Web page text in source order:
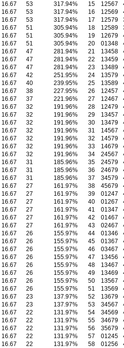
16.67 53
317.94%
16.67 53
317.94%
16.67 53
317.94%
16.67 51
305.94%
16.67 51
305.94%
16.67 51
305.94%
16.67 47
281.94%
16.67 47
281.94%
16.67 47
281.94%
16.67 42
251.95%
16.67 40
239.95%
16.67 38
227.95%
16.67 37
221.96%
16.67 32
191.96%
16.67 32
191.96%
16.67 32
191.96%
16.67 32
191.96%
16.67 32
191.96%
16.67 32
191.96%
16.67 32
191.96%
16.67 31
185.96%
16.67 31
185.96%
16.67 31
185.96%
16.67 27
161.97%
16.67 27
161.97%
16.67 27
161.97%
16.67 27
161.97%
16.67 27
161.97%
16.67 27
161.97%
16.67 26
155.97%
16.67 26
155.97%
16.67 26
155.97%
16.67 26
155.97%
16.67 26
155.97%
16.67 26
155.97%
16.67 26
155.97%
16.67 26
155.97%
16.67 23
137.97%
16.67 23
137.97%
16.67 22
131.97%
16.67 22
131.97%
16.67 22
131.97%
16.67 22
131.97%
16.67 22
131.97%
15
12567
16
12569
17
12579
18
12589
19
12679
20
01348
21
13458
22
13459
23
13489
24
13579
25
13589
26
12457
27
12467
28
12479
29
13457
30
13479
31
14567
32
14579
33
14679
34
24567
35
24579
36
24679
37
34579
38
45679
39
01247
40
01267
41
01347
42
01467
43
02467
44
01346
45
01367
46
03467
47
13456
48
13467
49
13469
50
13567
51
13569
52
13679
53
34567
54
34569
55
34679
56
35679
57
01245
58
01256